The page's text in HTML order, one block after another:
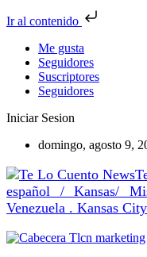
Ir al contenido
Me gusta
Seguidores
Suscriptores
Seguidores
Iniciar Sesion
domingo, agosto 9,
español / Kansas/
Venezuela . Kansas